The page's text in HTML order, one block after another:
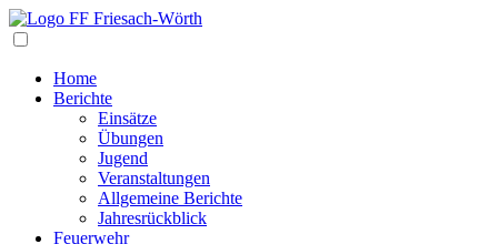
Home
Berichte
Einsätze
Übungen
Jugend
Veranstaltungen
Allgemeine Berichte
Jahresrückblick
Feuerwehr